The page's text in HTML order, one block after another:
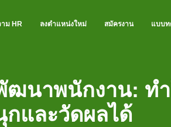
ม HR ลงตำแหน่งใหม่ สมัครงาน แบบท
ฒนาพนักงาน: ท
กและวัดผลได้